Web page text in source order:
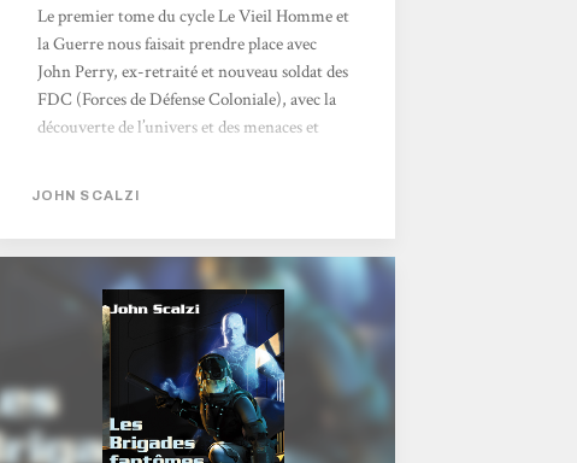
Le premier tome du cycle Le Vieil Homme et
la Guerre nous faisait prendre place avec
John Perry, ex-retraité et nouveau soldat des
FDC (Forces de Défense Coloniale), avec la
découverte de l’univers et des menaces et
je ne parle pas des humains…) en se rendant
aux côtés des forces spéciales, aussi
surnommées « Brigades Fantômes », que
l’on avait déjà en partie découvert dans le
tome 1. Les Brigades ont cette...
JOHN SCALZI